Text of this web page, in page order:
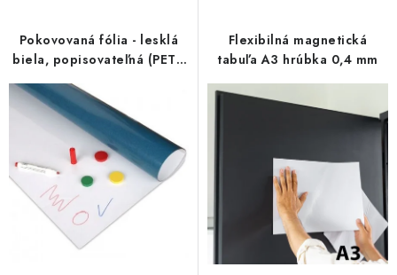
o
d
u
t
o
Pokovovaná fólia - lesklá
biela, popisovateľná (PET),
šírka 0,60 m, dĺžka 1 m
Flexibilná magnetická
tabuľa A3 hrúbka 0,4 mm